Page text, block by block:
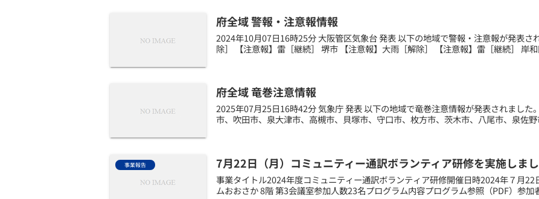
府全域 警報・注意報情報
2024年10月07日16時25分 大阪管区気象台 発表 以下の地域で警報・注意報が発表さ
除］ 【注意報】雷［継続］ 堺市 【注意報】大雨［解除］ 【注意報】雷［継続］ 岸
府全域 竜巻注意情報
2025年07月25日16時42分 気象庁 発表 以下の地域で竜巻注意情報が発表されました
市、吹田市、泉大津市、高槻市、貝塚市、守口市、枚方市、茨木市、八尾市、泉佐
事業報告 7月22日（月）コミュニティー通訳ボランティア研修を実施しまし
事業タイトル2024年度コミュニティー通訳ボランティア研修開催日時2024年７月
ムおおさか 8階 第3会議室参加人数23名プログラム内容プログラム参照（PDF）参